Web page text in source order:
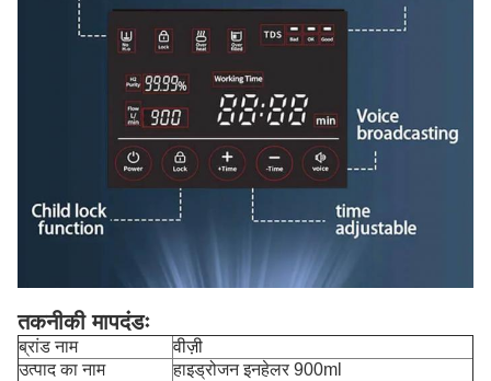
तकनीकी मापदंडः
ब्रांड नाम
वीज़ी
उत्पाद का नाम
हाइड्रोजन इनहेलर 900ml